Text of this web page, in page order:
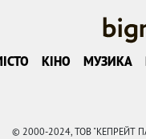
КІНО МУЗИКА
© 2000-2024, ТОВ "КЕПРЕЙТ